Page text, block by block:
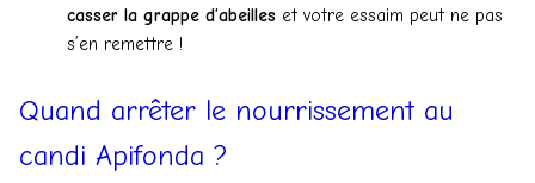
casser la grappe d’abeilles et votre essaim peut ne pas
s’en remettre !
Quand arrêter le nourrissement au
candi Apifonda ?